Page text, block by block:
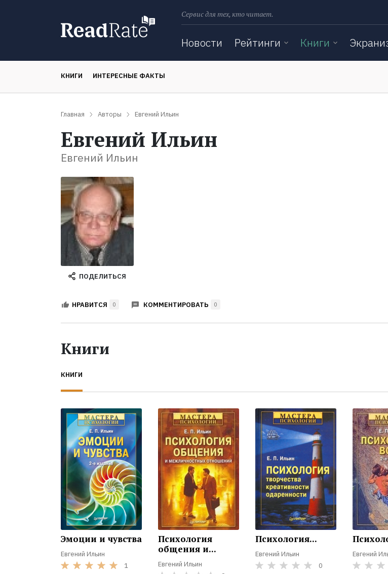
Сервис для тех, кто читает.
Новости Рейтинги Книги
КНИГИ ИНТЕРЕСНЫЕ ФАКТЫ
Главная Авторы Евгений Ильин
Евгений Ильин
Евгений Ильин
ПОДЕЛИТЬСЯ
НРАВИТСЯ 0 КОММЕНТИРОВАТЬ 0
Книги
КНИГИ
Эмоции и чувства
Евгений Ильин
1
Психология
общения и...
Евгений Ильин
Психология...
Евгений Ильин
0
Евгений